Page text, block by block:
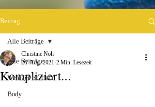
Beitrag
Alle Beiträge
Weniger ist mehr
Body
Alle Beiträge
Kompliziert...
Christine Nöh
26. Aug. 2021 2 Min. Lesezeit